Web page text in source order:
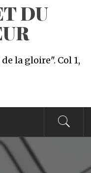
DU
la gloire". Col 1,